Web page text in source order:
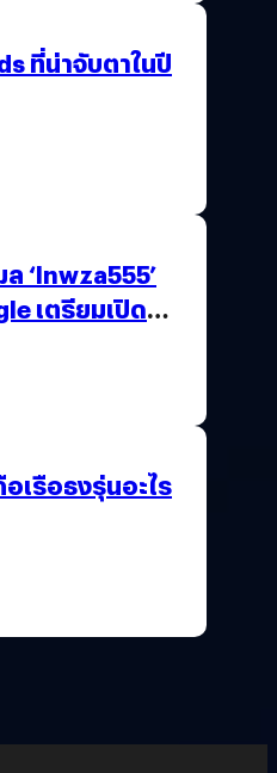
ที่น่าจับตาในปี
‘lnwza555’
เตรียมเปิด
เรือธงรุ่นอะไร